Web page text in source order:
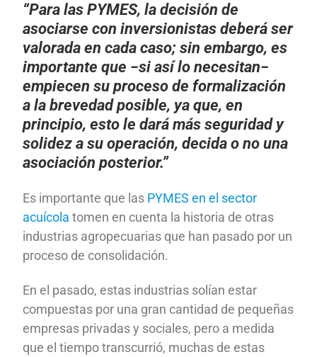
“Para las PYMES, la decisión de
asociarse con inversionistas deberá ser
valorada en cada caso; sin embargo, es
importante que −si así lo necesitan−
empiecen su proceso de formalización
a la brevedad posible, ya que, en
principio, esto le dará más seguridad y
solidez a su operación, decida o no una
asociación posterior.”
Es importante que las PYMES en el sector
acuícolatomen en cuenta la historia de otras
industrias agropecuarias que han pasado por un
proceso de consolidación.
En el pasado, estas industrias solían estar
compuestas por una gran cantidad de pequeñas
empresas privadas y sociales, pero a medida
que el tiempo transcurrió, muchas de estas